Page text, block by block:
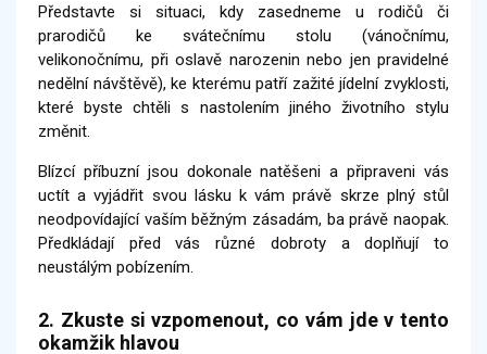
Představte si situaci, kdy zasedneme u rodičů či
prarodičů ke svátečnímu stolu (vánočnímu,
velikonočnímu, při oslavě narozenin nebo jen pravidelné
nedělní návštěvě), ke kterému patří zažité jídelní zvyklosti,
které byste chtěli s nastolením jiného životního stylu
změnit.
Blízcí příbuzní jsou dokonale natěšeni a připraveni vás
uctít a vyjádřit svou lásku k vám právě skrze plný stůl
neodpovídající vaším běžným zásadám, ba právě naopak.
Předkládají před vás různé dobroty a doplňují to
neustálým pobízením.
2. Zkuste si vzpomenout, co vám jde v tento
okamžik hlavou